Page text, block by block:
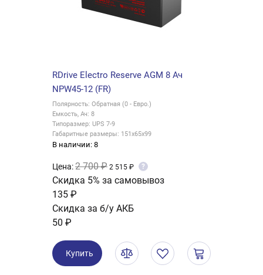
RDrive Electro Reserve AGM 8 Ач
NPW45-12 (FR)
Полярность: Обратная (0 - Евро.)
Емкость, Ач: 8
Типоразмер: UPS 7-9
Габаритные размеры: 151x65x99
В наличии: 8
Цена:2 700 ₽ 2 515 ₽ ?
Скидка 5% за самовывоз
135 ₽
Скидка за б/у АКБ
50 ₽
Купить